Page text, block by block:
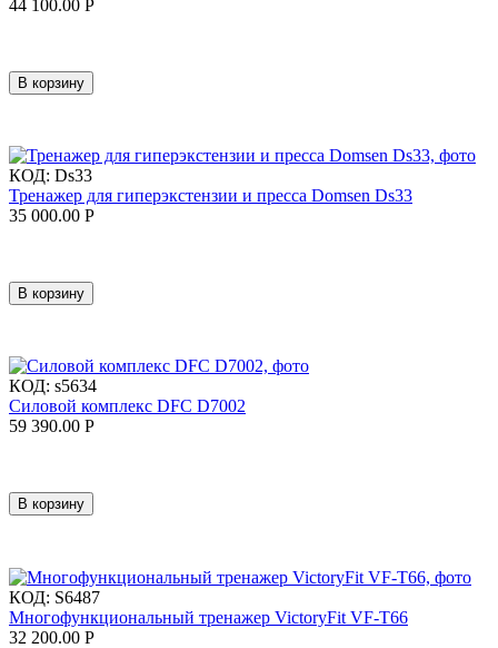
44 100.00 Р
В корзину
КОД: Ds33
Тренажер для гиперэкстензии и пресса Domsen Ds33
35 000.00 Р
В корзину
КОД: s5634
Силовой комплекс DFC D7002
59 390.00 Р
В корзину
КОД: S6487
Многофункциональный тренажер VictoryFit VF-T66
32 200.00 Р